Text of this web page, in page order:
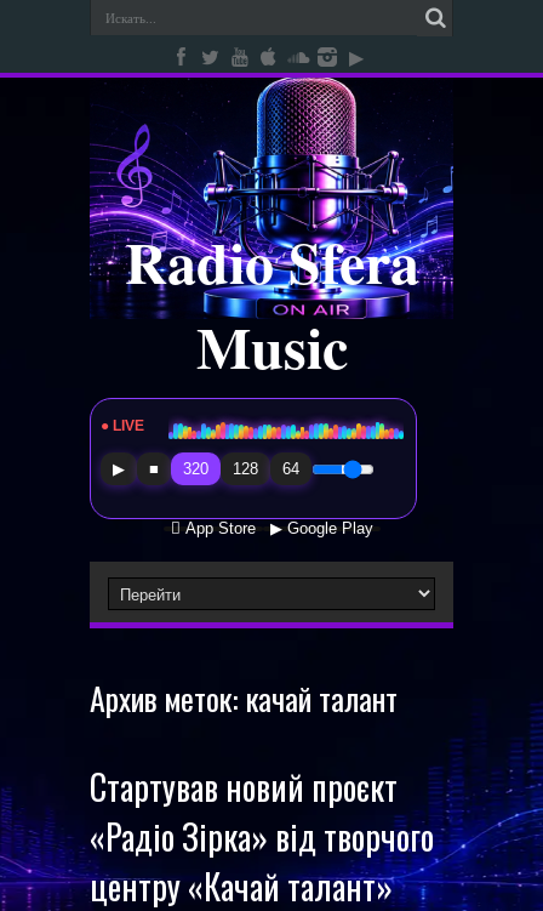
Radio Sfera
Music
● LIVE Radio Sfera Music
▶ ■ 320 128 64
 App Store ▶ Google Play
Архив меток: качай талант
Стартував новий проєкт
«Радіо Зірка» від творчого
центру «Качай талант»